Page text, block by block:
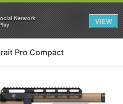
Se connecter S'inscrire
Pro Compact
Network
VIEW